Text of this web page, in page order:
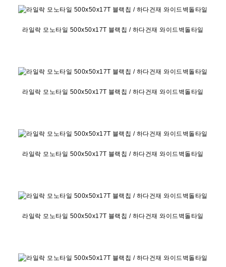
라일락 모노타일 500x50x17T 블랙칩 / 하다건재 와이드벽돌타일
라일락 모노타일 500x50x17T 블랙칩 / 하다건재 와이드벽돌타일
라일락 모노타일 500x50x17T 블랙칩 / 하다건재 와이드벽돌타일
라일락 모노타일 500x50x17T 블랙칩 / 하다건재 와이드벽돌타일